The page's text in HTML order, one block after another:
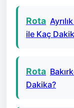
Rota
ile Kaç
Rota
Dakika?